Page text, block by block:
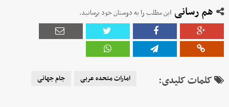
هم رسانی این مطلب را به دوستان خود برسانید.
کلمات کلیدی: امارات متحده عربی جام جهانی